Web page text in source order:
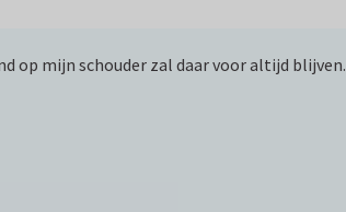
op mijn schouder zal daar voor altijd blijven.